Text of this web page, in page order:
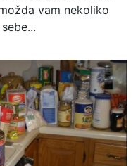
vam nekoliko